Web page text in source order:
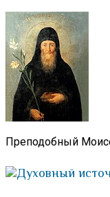
Преподобный
Духовный